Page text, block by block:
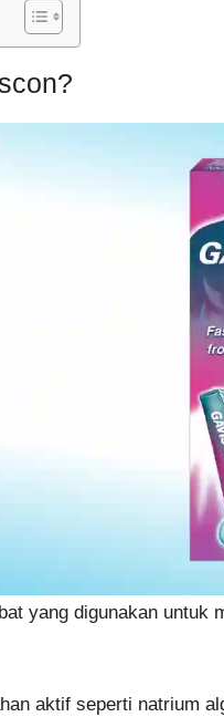
yang digunakan untuk
aktif seperti natrium